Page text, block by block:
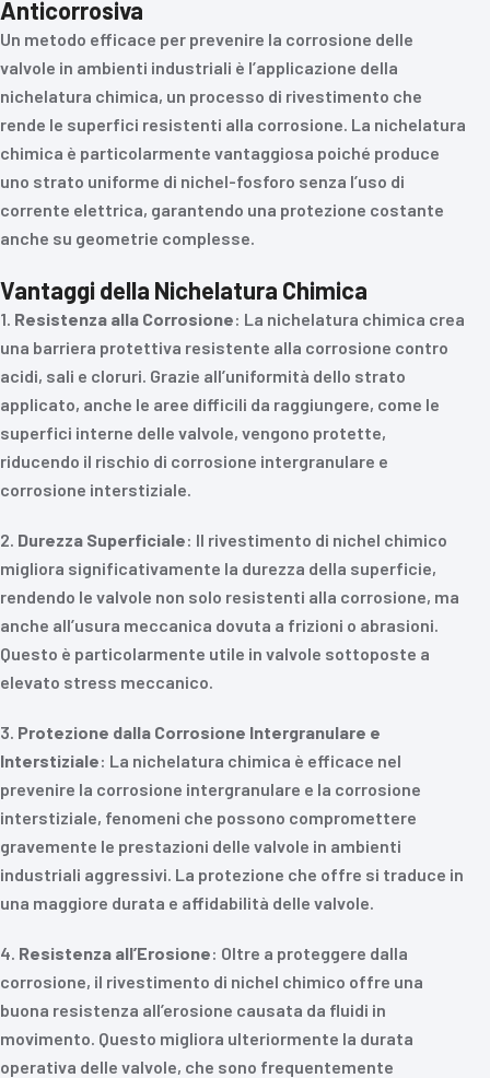
Anticorrosiva
Un metodo efficace per prevenire la corrosione delle
valvole in ambienti industriali è l’applicazione della
nichelatura chimica, un processo di rivestimento che
rende le superfici resistenti alla corrosione. La nichelatura
chimica è particolarmente vantaggiosa poiché produce
uno strato uniforme di nichel-fosforo senza l’uso di
corrente elettrica, garantendo una protezione costante
anche su geometrie complesse.
Vantaggi della Nichelatura Chimica
1. Resistenza alla Corrosione: La nichelatura chimica crea
una barriera protettiva resistente alla corrosione contro
acidi, sali e cloruri. Grazie all’uniformità dello strato
applicato, anche le aree difficili da raggiungere, come le
superfici interne delle valvole, vengono protette,
riducendo il rischio di corrosione intergranulare e
corrosione interstiziale.
2. Durezza Superficiale: Il rivestimento di nichel chimico
migliora significativamente la durezza della superficie,
rendendo le valvole non solo resistenti alla corrosione, ma
anche all’usura meccanica dovuta a frizioni o abrasioni.
Questo è particolarmente utile in valvole sottoposte a
elevato stress meccanico.
3. Protezione dalla Corrosione Intergranulare e
Interstiziale: La nichelatura chimica è efficace nel
prevenire la corrosione intergranulare e la corrosione
interstiziale, fenomeni che possono compromettere
gravemente le prestazioni delle valvole in ambienti
industriali aggressivi. La protezione che offre si traduce in
una maggiore durata e affidabilità delle valvole.
4. Resistenza all’Erosione: Oltre a proteggere dalla
corrosione, il rivestimento di nichel chimico offre una
buona resistenza all’erosione causata da fluidi in
movimento. Questo migliora ulteriormente la durata
operativa delle valvole, che sono frequentemente